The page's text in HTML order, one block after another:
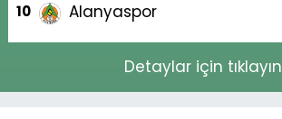
10 Alanyaspor
Detaylar için tıklayın